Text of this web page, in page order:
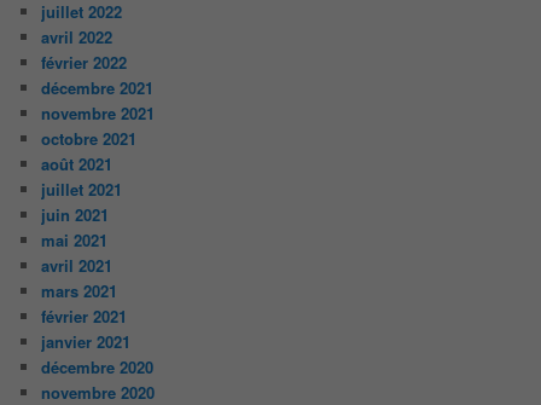
juillet 2022
avril 2022
février 2022
décembre 2021
novembre 2021
octobre 2021
août 2021
juillet 2021
juin 2021
mai 2021
avril 2021
mars 2021
février 2021
janvier 2021
décembre 2020
novembre 2020